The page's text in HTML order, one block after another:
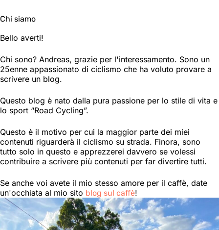
Chi siamo
Bello averti!
Chi sono? Andreas, grazie per l'interessamento. Sono un
25enne appassionato di ciclismo che ha voluto provare a
scrivere un blog.
Questo blog è nato dalla pura passione per lo stile di vita e
lo sport “Road Cycling”.
Questo è il motivo per cui la maggior parte dei miei
contenuti riguarderà il ciclismo su strada. Finora, sono
tutto solo in questo e apprezzerei davvero se volessi
contribuire a scrivere più contenuti per far divertire tutti.
Se anche voi avete il mio stesso amore per il caffè, date
un'occhiata al mio sito blog sul caffè!